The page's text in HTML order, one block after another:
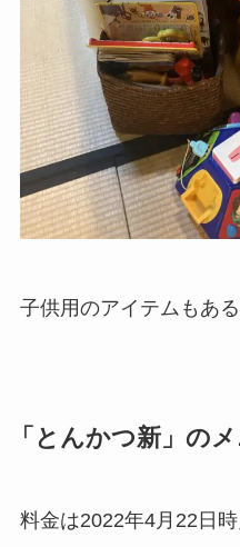
子供用のアイテムもあ
「とんかつ新」の
料金は2022年4月22日時